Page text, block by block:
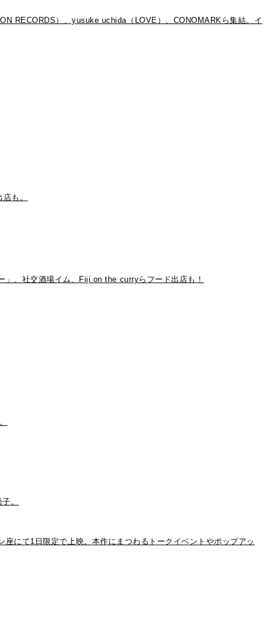
RECORDS）、yusuke uchida（LOVE）、CONOMARKら集結。イ
も。
、社交酒場イム、Fiji on the curryらフード出店も！
。
にて1日限定で上映。本作にまつわるトークイベントやポップアッ